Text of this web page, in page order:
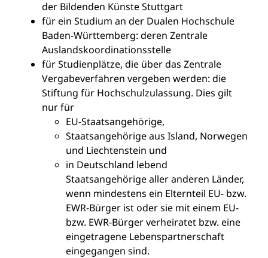
der Bildenden Künste Stuttgart
für ein Studium an der Dualen Hochschule
Baden-Württemberg: deren Zentrale
Auslandskoordinationsstelle
für Studienplätze, die über das Zentrale
Vergabeverfahren vergeben werden: die
Stiftung für Hochschulzulassung. Dies gilt
nur für
EU-Staatsangehörige,
Staatsangehörige aus Island, Norwegen
und Liechtenstein und
in Deutschland lebend
Staatsangehörige aller anderen Länder,
wenn mindestens ein Elternteil EU- bzw.
EWR-Bürger ist oder sie mit einem EU-
bzw. EWR-Bürger verheiratet bzw. eine
eingetragene Lebenspartnerschaft
eingegangen sind.